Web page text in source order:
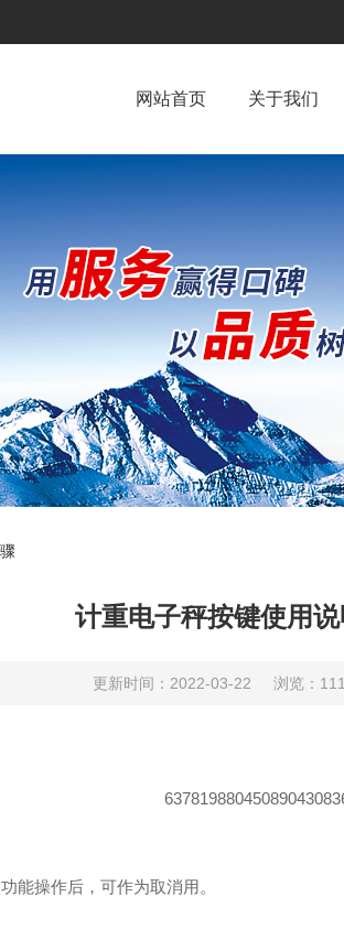
网站首页 关于我们
计重电子秤按键使用
更新时间：2022-03-22 浏览：
能操作后，可作为取消用。